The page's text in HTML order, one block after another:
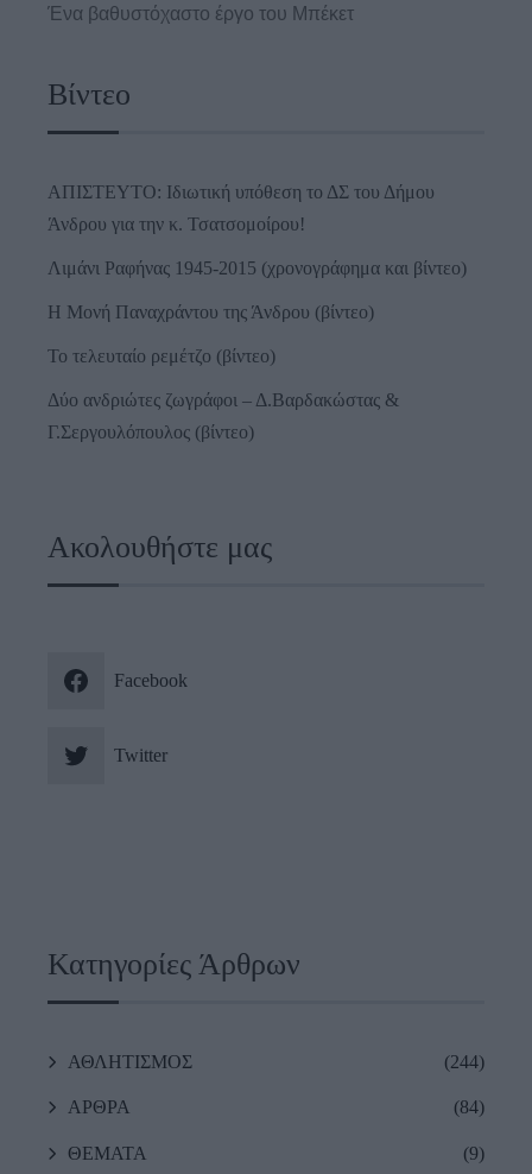
Ένα βαθυστόχαστο έργο του Μπέκετ
Βίντεο
ΑΠΙΣΤΕΥΤΟ: Ιδιωτική υπόθεση το ΔΣ του Δήμου
Άνδρου για την κ. Τσατσομοίρου!
Λιμάνι Ραφήνας 1945-2015 (χρονογράφημα και βίντεο)
Η Μονή Παναχράντου της Άνδρου (βίντεο)
Το τελευταίο ρεμέτζο (βίντεο)
Δύο ανδριώτες ζωγράφοι – Δ.Βαρδακώστας &
Γ.Σεργουλόπουλος (βίντεο)
Ακολουθήστε μας
Facebook
Twitter
Κατηγορίες Άρθρων
ΑΘΛΗΤΙΣΜΟΣ (244)
ΑΡΘΡΑ (84)
ΘΕΜΑΤΑ (9)